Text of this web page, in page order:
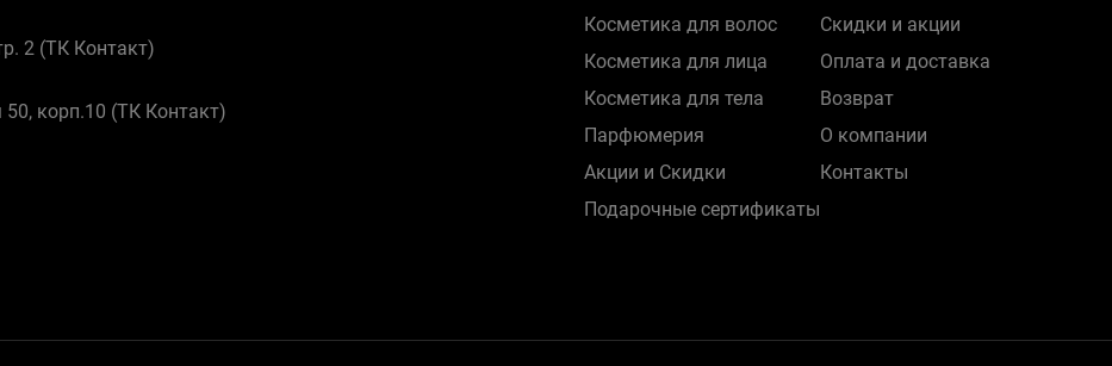
2 (ТК Контакт)
корп.10 (ТК Контакт)
Косметика для волос
Косметика для лица
Косметика для тела
Парфюмерия
Акции и Скидки
Подарочные сертификаты
Скидки и акции
Оплата и доставка
Возврат
О компании
Контакты